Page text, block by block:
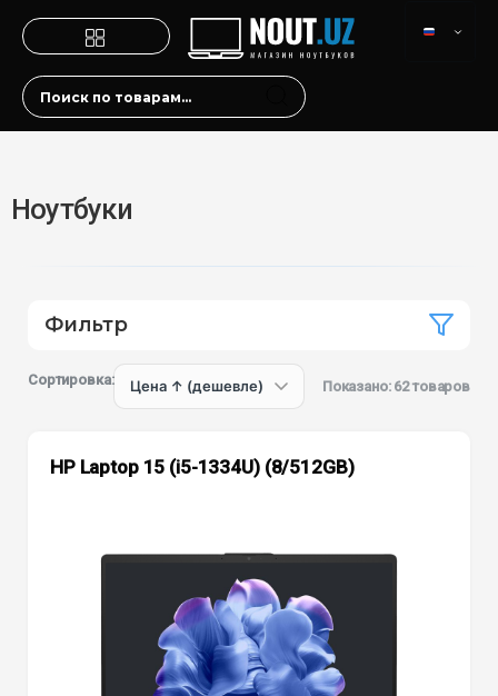
Ноутбуки
Фильтр
Сортировка: Показано: 62 товаров
HP Laptop 15 (i5-1334U) (8/512GB)